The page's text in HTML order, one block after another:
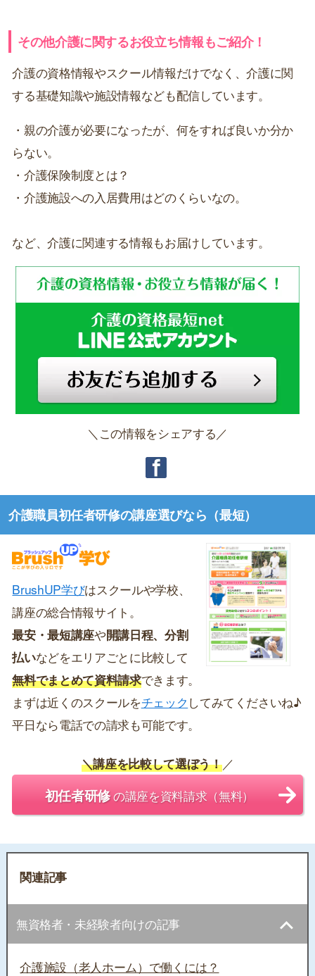
その他介護に関するお役立ち情報もご紹介！
介護の資格情報やスクール情報だけでなく、介護に関
する基礎知識や施設情報なども配信しています。
・親の介護が必要になったが、何をすれば良いか分か
らない。
・介護保険制度とは？
・介護施設への入居費用はどのくらいなの。
など、介護に関連する情報もお届けしています。
＼この情報をシェアする／
介護職員初任者研修の講座選びなら（最短）
BrushUP学びはスクールや学校、
講座の総合情報サイト。
最安・最短講座や開講日程、分割
払いなどをエリアごとに比較して
無料でまとめて資料請求できます。
まずは近くのスクールをチェック してみてくださいね♪
平日なら電話での請求も可能です。
＼講座を比較して選ぼう！／
初任者研修の講座を資料請求（無料）
関連記事
無資格者・未経験者向けの記事
介護施設（老人ホーム）で働くには？